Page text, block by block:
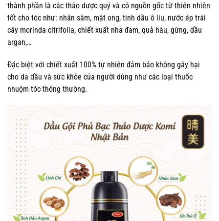
thành phần là các thảo dược quý và có nguồn gốc từ thiên nhiên
tốt cho tóc như: nhân sâm, mật ong, tinh dầu ô liu, nước ép trái
cây morinda citrifolia, chiết xuất nha đam, quả hàu, gừng, dầu
argan,…
Đặc biệt với chiết xuất 100% tự nhiên đảm bảo không gây hại
cho da dầu và sức khỏe của người dùng như các loại thuốc
nhuộm tóc thông thường.